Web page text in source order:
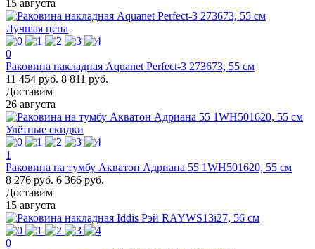
15 августа
Лучшая цена
0
Раковина накладная Aquanet Perfect-3 273673, 55 см
11 454 руб. 8 811 руб.
Доставим
26 августа
Улётные скидки
1
Раковина на тумбу Акватон Адриана 55 1WH501620, 55 см
8 276 руб. 6 366 руб.
Доставим
15 августа
0